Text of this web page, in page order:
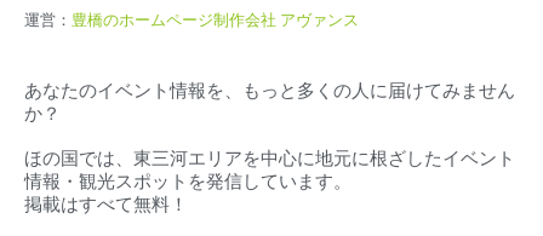
運営： 豊橋のホームページ制作会社 アヴァンス
あなたのイベント情報を、もっと多くの人に届けてみません
か？
ほの国では、東三河エリアを中心に地元に根ざしたイベント
情報・観光スポットを発信しています。
掲載はすべて無料！